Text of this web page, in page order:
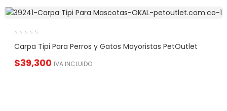
Carpa Tipi Para Perros y Gatos Mayoristas PetOutlet
$39,300 IVA INCLUIDO